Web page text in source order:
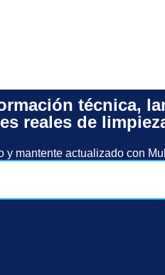
técnica,
reales de
y mantente actualizado con